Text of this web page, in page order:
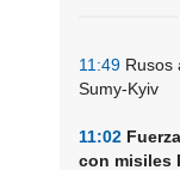
11:49 Rusos
Sumy-Kyiv
11:02
con misiles